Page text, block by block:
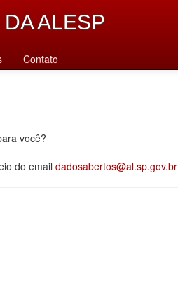
ALESP
Contato
você?
do email dadosabertos@al.sp.gov.br